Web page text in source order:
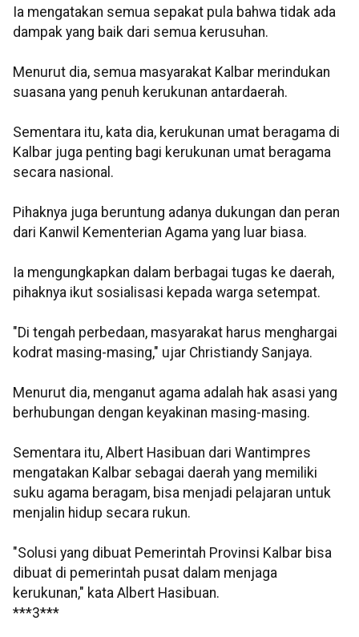
Ia mengatakan semua sepakat pula bahwa tidak ada
dampak yang baik dari semua kerusuhan.
Menurut dia, semua masyarakat Kalbar merindukan
suasana yang penuh kerukunan antardaerah.
Sementara itu, kata dia, kerukunan umat beragama di
Kalbar juga penting bagi kerukunan umat beragama
secara nasional.
Pihaknya juga beruntung adanya dukungan dan peran
dari Kanwil Kementerian Agama yang luar biasa.
Ia mengungkapkan dalam berbagai tugas ke daerah,
pihaknya ikut sosialisasi kepada warga setempat.
"Di tengah perbedaan, masyarakat harus menghargai
kodrat masing-masing," ujar Christiandy Sanjaya.
Menurut dia, menganut agama adalah hak asasi yang
berhubungan dengan keyakinan masing-masing.
Sementara itu, Albert Hasibuan dari Wantimpres
mengatakan Kalbar sebagai daerah yang memiliki
suku agama beragam, bisa menjadi pelajaran untuk
menjalin hidup secara rukun.
"Solusi yang dibuat Pemerintah Provinsi Kalbar bisa
dibuat di pemerintah pusat dalam menjaga
kerukunan," kata Albert Hasibuan.
***3***